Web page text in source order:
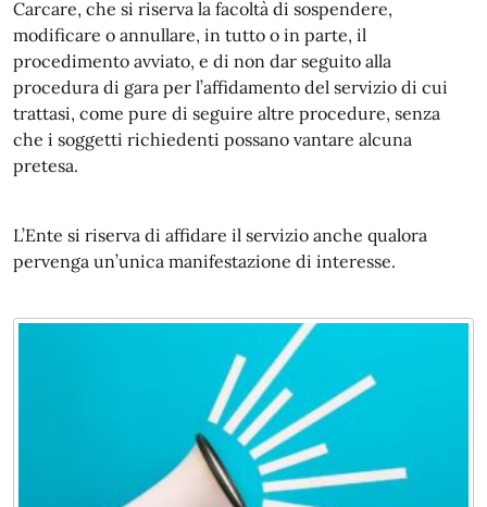
Carcare, che si riserva la facoltà di sospendere,
modificare o annullare, in tutto o in parte, il
procedimento avviato, e di non dar seguito alla
procedura di gara per l’affidamento del servizio di cui
trattasi, come pure di seguire altre procedure, senza
che i soggetti richiedenti possano vantare alcuna
pretesa.
L’Ente si riserva di affidare il servizio anche qualora
pervenga un’unica manifestazione di interesse.